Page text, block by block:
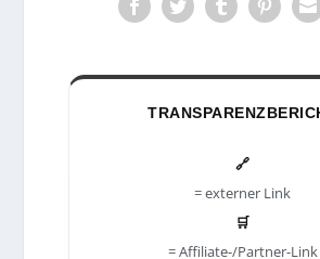
🔗
= externer Link
🛒
= Affiliate-/Partner-Link